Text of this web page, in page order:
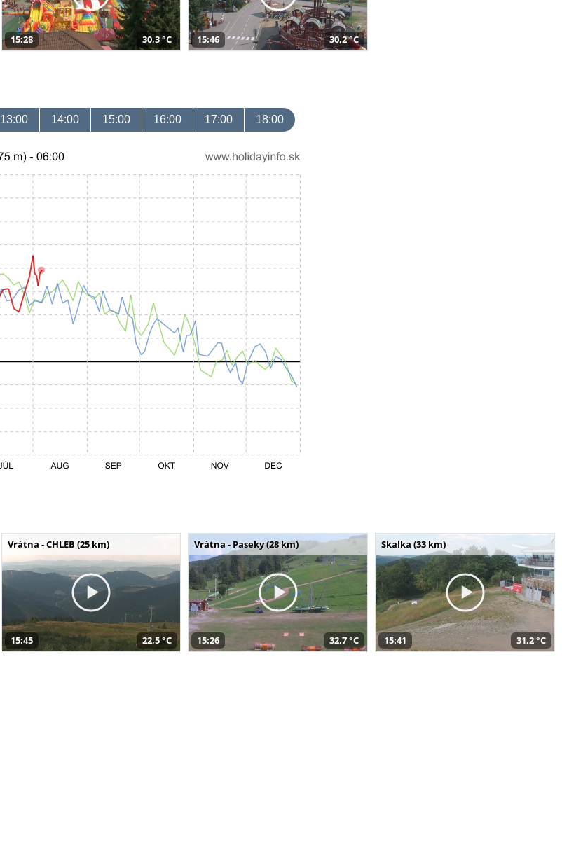
15:28 30,3 °C 15:46 30,2 °C
13:00 14:00 15:00 16:00 17:00 18:00
Vrátna - CHLEB (25 km)
15:45 22,5 °C
Vrátna - Paseky (28 km)
15:26 32,7 °C
Skalka (33 km)
15:41 31,2 °C